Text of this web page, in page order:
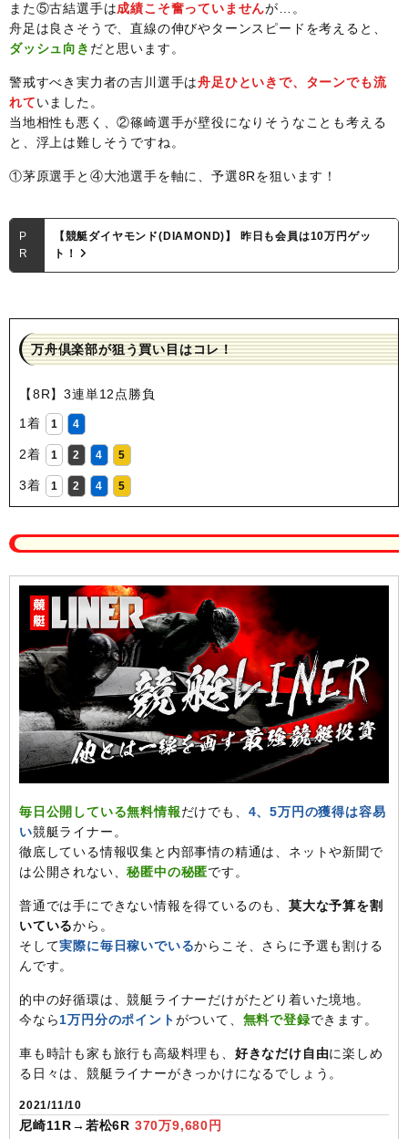
また⑤古結選手は成績こそ奮っていませんが…。
舟足は良さそうで、直線の伸びやターンスピードを考えると、
ダッシュ向き だと思います。
警戒すべき実力者の吉川選手は舟足ひといきで、ターンでも流
れていました。
当地相性も悪く、②篠崎選手が壁役になりそうなことも考える
と、浮上は難しそうですね。
①茅原選手と④大池選手を軸に、予選8Rを狙います！
P
R
【競艇ダイヤモンド(DIAMOND)】 昨日も会員は10万円ゲッ
ト！
万舟倶楽部が狙う買い目はコレ！
【8R】3連単12点勝負
1着
1 4
2着 1 2 4 5
3着 1 2 4 5
毎日公開している無料情報だけでも、 4、5万円の獲得は容易
い競艇ライナー。
徹底している情報収集と内部事情の精通は、ネットや新聞で
は公開されない、秘匿中の秘匿です。
普通では手にできない情報を得ているのも、 莫大な予算を割
いているから。
そして実際に毎日稼いでいるからこそ、さらに予選も割ける
んです。
的中の好循環は、競艇ライナーだけがたどり着いた境地。
今なら1万円分のポイントがついて、 無料で登録できます。
車も時計も家も旅行も高級料理も、 好きなだけ自由に楽しめ
る日々は、競艇ライナーがきっかけになるでしょう。
2021/11/10
尼崎11R→若松6R 370万9,680円